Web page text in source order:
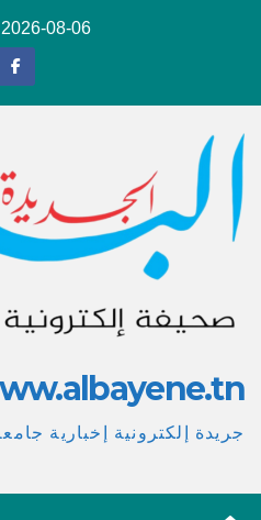
2026-08-06
جريدة إلكترونية إخبارية